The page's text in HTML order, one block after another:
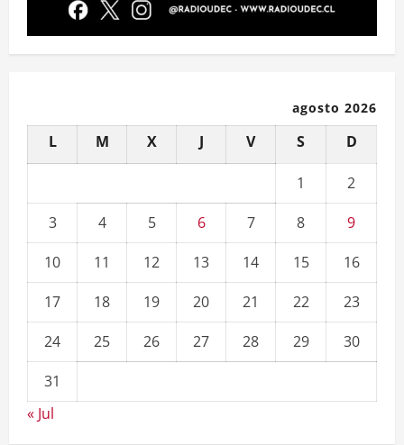
agosto 2026
L M X J V S D
1
2
3
4 5 6 7 8
9
10
11 12 13 14 15
16
17
18 19 20 21 22
23
24
25 26 27 28 29
30
31
« Jul